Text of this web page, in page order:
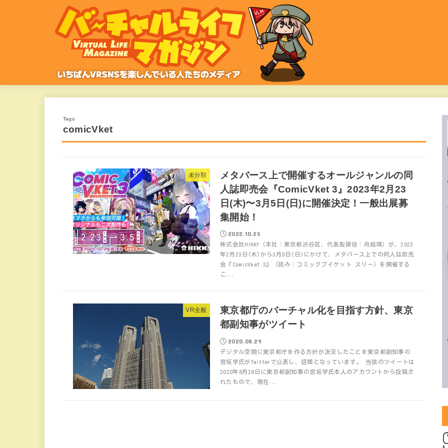
comicVket
未分類
メタバース上で開催するオールジャンルの同
人誌即売会『ComicVket 3』2023年2月23
日(木)〜3月5日(日)に開催決定！一般出展募
集開始！
2022.10.25
株式会社HIKKY（本社：東京都渋谷区、代表取締役：舟越靖）が、2023
年2月23日(木)から3月5日(日)にかけて、メタバース上での同人誌即売
会『ComicVket 3』（読み：コミックブイケット スリー）を開催する
こ...
VR全般
東京都庁のバーチャル化を目指す方針、東京
都副知事がツイート
2020.08.29
デジタル空間に東京都庁を作る方針が決定したことを東京都副知事の
宮坂学氏がTwitterで公表し、話題となっています。 当該のツイートは
2020年8月28日に東京都副知事の宮坂学氏本人のアカウントから投稿さ
れたもので、現在...